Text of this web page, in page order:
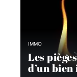
IMMO
Les
d’un